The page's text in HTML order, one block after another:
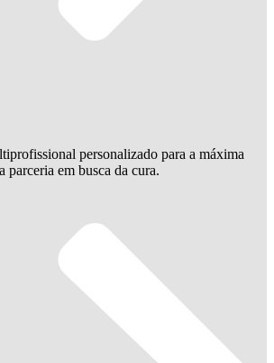
personalizado para a máxima
parceria em busca da cura.